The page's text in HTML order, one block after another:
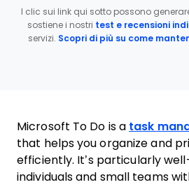
I clic sui link qui sotto possono
sostiene i nostri test e recensioni
servizi. Scopri di più su come
Microsoft To Do is a task
that helps you organize and
efficiently. It’s particularly
individuals and small teams